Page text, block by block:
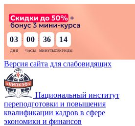
03 : 00 : 36 : 12
Версия сайта для слабовидящих
Национальный институт
переподготовки и повышения
квалификации кадров в сфере
экономики и финансов